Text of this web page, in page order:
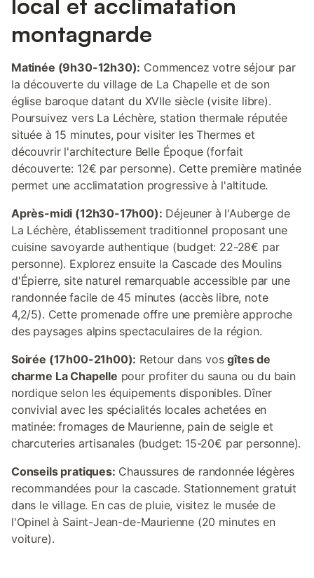
local et acclimatation
montagnarde
Matinée (9h30-12h30): Commencez votre séjour par
la découverte du village de La Chapelle et de son
église baroque datant du XVIIe siècle (visite libre).
Poursuivez vers La Léchère, station thermale réputée
située à 15 minutes, pour visiter les Thermes et
découvrir l'architecture Belle Époque (forfait
découverte: 12€ par personne). Cette première matinée
permet une acclimatation progressive à l'altitude.
Après-midi (12h30-17h00): Déjeuner à l'Auberge de
La Léchère, établissement traditionnel proposant une
cuisine savoyarde authentique (budget: 22-28€ par
personne). Explorez ensuite la Cascade des Moulins
d'Épierre, site naturel remarquable accessible par une
randonnée facile de 45 minutes (accès libre, note
4,2/5). Cette promenade offre une première approche
des paysages alpins spectaculaires de la région.
Soirée (17h00-21h00): Retour dans vosgîtes de
charme La Chapelle pour profiter du sauna ou du bain
nordique selon les équipements disponibles. Dîner
convivial avec les spécialités locales achetées en
matinée: fromages de Maurienne, pain de seigle et
charcuteries artisanales (budget: 15-20€ par personne).
Conseils pratiques: Chaussures de randonnée légères
recommandées pour la cascade. Stationnement gratuit
dans le village. En cas de pluie, visitez le musée de
l'Opinel à Saint-Jean-de-Maurienne (20 minutes en
voiture).